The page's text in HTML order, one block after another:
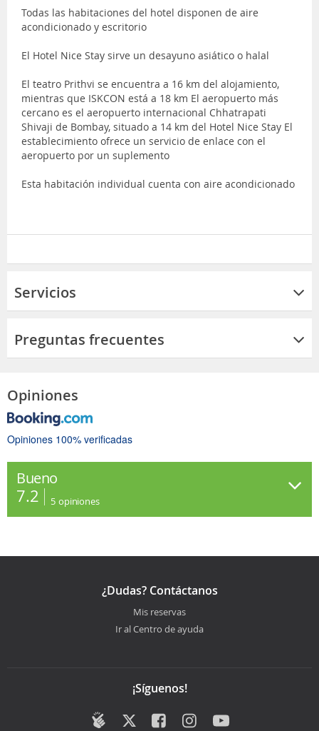
Todas las habitaciones del hotel disponen de aire
acondicionado y escritorio
El Hotel Nice Stay sirve un desayuno asiático o halal
El teatro Prithvi se encuentra a 16 km del alojamiento,
mientras que ISKCON está a 18 km El aeropuerto más
cercano es el aeropuerto internacional Chhatrapati
Shivaji de Bombay, situado a 14 km del Hotel Nice Stay El
establecimiento ofrece un servicio de enlace con el
aeropuerto por un suplemento
Esta habitación individual cuenta con aire acondicionado
Servicios
Preguntas frecuentes
Opiniones
Opiniones 100% verificadas
Bueno
7.2 5 opiniones
¿Dudas? Contáctanos
Mis reservas
Ir al Centro de ayuda
¡Síguenos!